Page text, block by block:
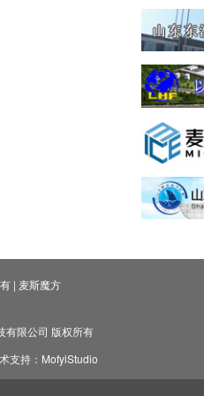
| 麦斯魔方
有限公司 版权所有
支持：MofyiStudio